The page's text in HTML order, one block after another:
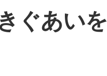
ぐあいを